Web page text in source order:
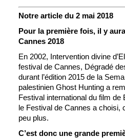
Notre article du 2 mai 2018
Pour la première fois, il y
Cannes 2018
En 2002, Intervention divine
festival de Cannes, Dégradé
durant l’édition 2015 de la
palestinien Ghost Hunting a
Festival international du film
le Festival de Cannes a choisi,
peu plus.
C’est donc une grande